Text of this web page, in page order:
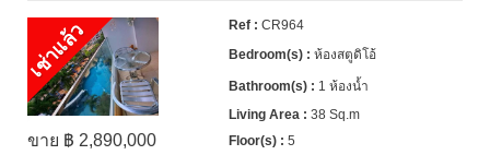
เช่าแล้ว
ขาย ฿ 2,890,000
CR964
ห้องสตูดิโอ้
1 ห้องน้ำ
38 Sq.m
5